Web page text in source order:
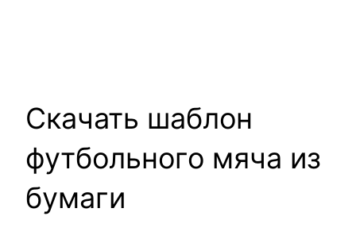
Скачать шаблон
футбольного мяча из
бумаги